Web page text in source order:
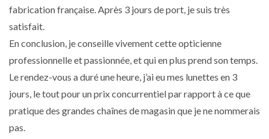
fabrication française. Après 3 jours de port, je suis très
satisfait.
En conclusion, je conseille vivement cette opticienne
professionnelle et passionnée, et qui en plus prend son temps.
Le rendez-vous a duré une heure, j’ai eu mes lunettes en 3
jours, le tout pour un prix concurrentiel par rapport à ce que
pratique des grandes chaînes de magasin que je ne nommerais
pas.